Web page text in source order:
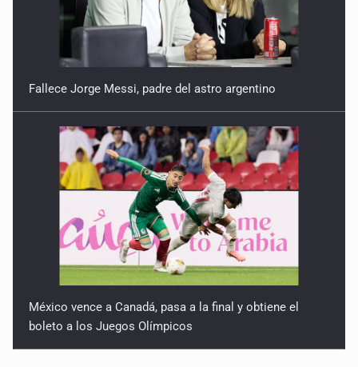
Fallece Jorge Messi, padre del astro argentino
México vence a Canadá, pasa a la final y obtiene el
boleto a los Juegos Olímpicos